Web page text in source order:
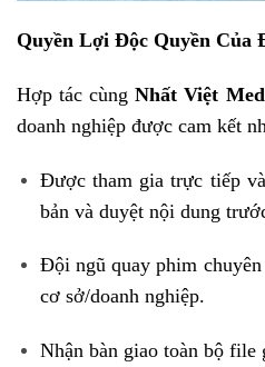
Quyền Lợi Độc Quyền Của
Hợp tác cùngNhất Việt
doanh nghiệp được cam kết
Được tham gia trực tiếp
bản và duyệt nội dung
Đội ngũ quay phim
cơ sở/doanh nghiệp.
Nhận bàn giao toàn bộ file